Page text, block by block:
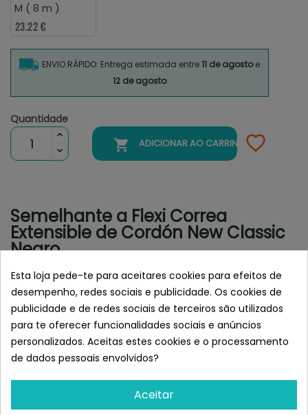
M ( 8 m )
23.22 €
ENVIO RÁPIDO: Entrega estimada entre11 de agostoe
12 de agosto
Quantidade
 ADICIONAR AO CARRINHO
Semelhante a Flexi Correa
Extensible de Cordón New Classic
Negro
Esta loja pede-te para aceitares cookies para efeitos de
desempenho, redes sociais e publicidade. Os cookies de
publicidade e de redes sociais de terceiros são utilizados
para te oferecer funcionalidades sociais e anúncios
personalizados. Aceitas estes cookies e o processamento
de dados pessoais envolvidos?
Aceitar